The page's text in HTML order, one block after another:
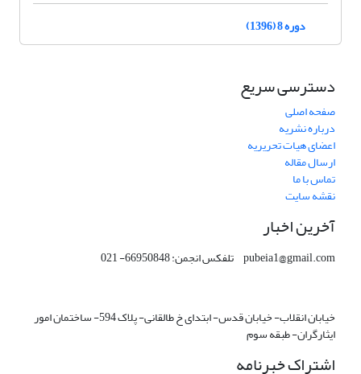
دوره 8 (1396)
دسترسی سریع
صفحه اصلی
درباره نشریه
اعضای هیات تحریریه
ارسال مقاله
تماس با ما
نقشه سایت
آخرین اخبار
pubeia1@gmail.com تلفکس انجمن: 66950848- 021
خیابان انقلاب- خیابان قدس- ابتدای خ طالقانی- پلاک 594- ساختمان امور
ایثارگران- طبقه سوم
اشتراک خبرنامه